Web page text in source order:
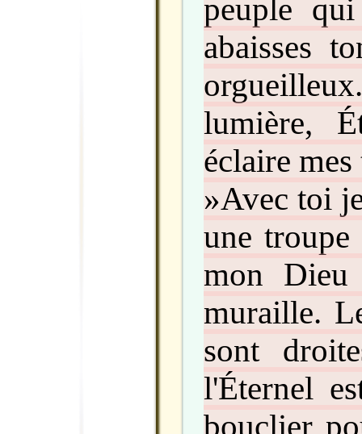
peuple
abaisses
lumière,
éclaire mes
»Avec toi
une troupe
mon
muraille.
sont
l'Éternel
bouclier